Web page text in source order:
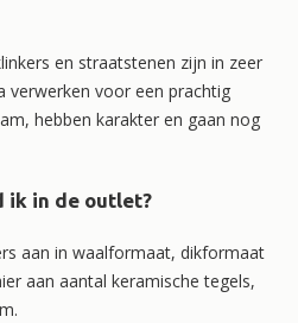
en straatstenen zijn in zeer
verwerken voor een prachtig
hebben karakter en gaan nog
ik in de outlet?
aan in waalformaat, dikformaat
aan aantal keramische tegels,